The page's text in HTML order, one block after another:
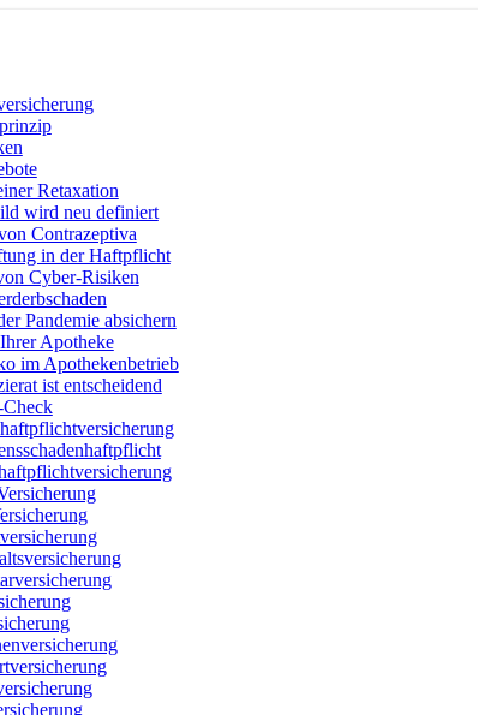
Retaxation
wird neu definiert
Contrazeptiva
in der Haftpflicht
Cyber-Risiken
Pandemie absichern
Apotheke
im Apothekenbetrieb
ist entscheidend
Check